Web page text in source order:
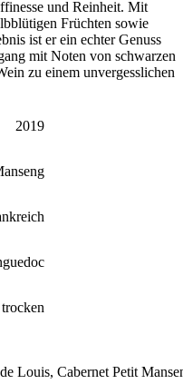
und Reinheit. Mit
Früchten sowie
ist er ein echter Genuss
mit Noten von schwarzen
zu einem unvergesslichen
2019
trocken
Louis, Cabernet Petit